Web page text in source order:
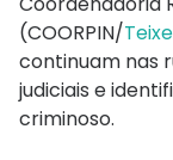
(COORPIN/
continuam nas
judiciais e
criminoso.